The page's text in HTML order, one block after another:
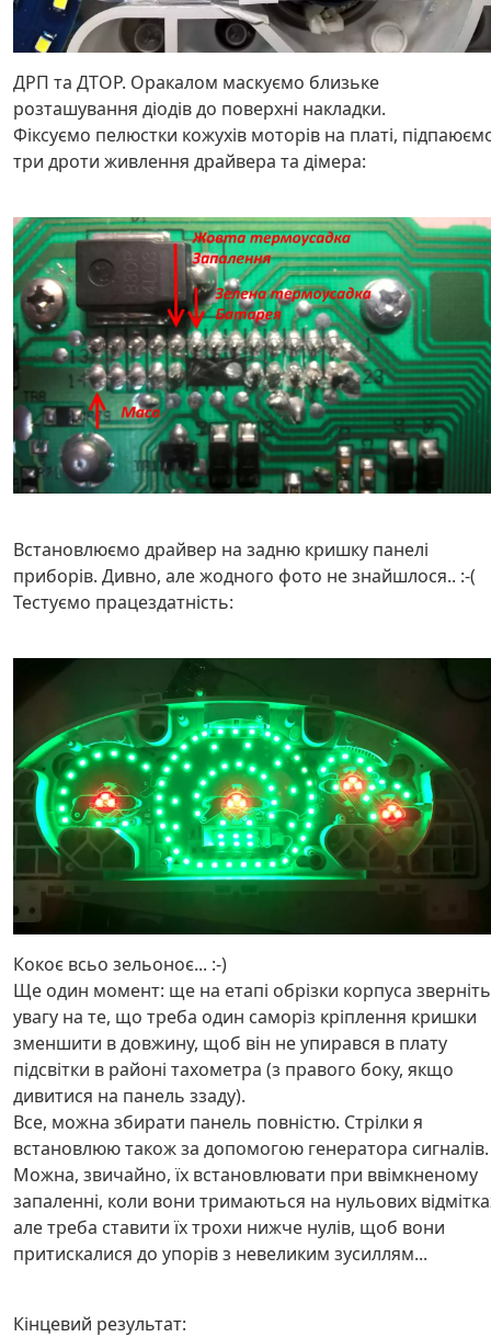
ДРП та ДТОР. Оракалом маскуємо близьке
розташування діодів до поверхні накладки.
Фіксуємо пелюстки кожухів моторів на платі,
три дроти живлення драйвера та дімера:
Встановлюємо драйвер на задню кришку панелі
приборів. Дивно, але жодного фото не знайшлося.. :-(
Тестуємо працездатність:
Кокоє всьо зельоноє... :-)
Ще один момент: ще на етапі обрізки корпуса зверніть
увагу на те, що треба один саморіз кріплення кришки
зменшити в довжину, щоб він не упирався в плату
підсвітки в районі тахометра (з правого боку, якщо
дивитися на панель ззаду).
Все, можна збирати панель повністю. Стрілки я
встановлюю також за допомогою генератора сигналів.
Можна, звичайно, їх встановлювати при ввімкненому
запаленні, коли вони тримаються на нульових
але треба ставити їх трохи нижче нулів, щоб вони
притискалися до упорів з невеликим зусиллям...
Кінцевий результат: